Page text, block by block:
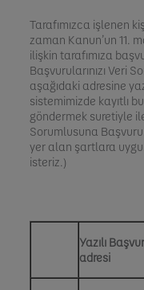
Tarafımızca işlenen
zaman Kanun’un 11.
ilişkin tarafımıza
Başvurularınızı Veri
aşağıdaki adresine
sistemimizde kayıtlı
göndermek suretiyle
Sorumlusuna Başvuru
yer alan şartlara
isteriz.)
Yazılı
adresi